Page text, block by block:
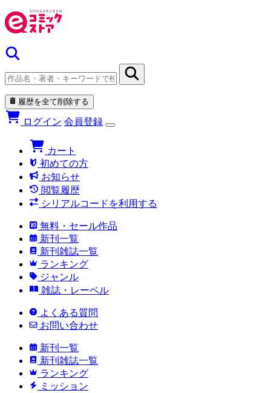
履歴を全て削除する
ログイン 会員登録
カート
初めての方
お知らせ
閲覧履歴
シリアルコードを利用する
無料・セール作品
新刊一覧
新刊雑誌一覧
ランキング
ジャンル
雑誌・レーベル
よくある質問
お問い合わせ
新刊一覧
新刊雑誌一覧
ランキング
ミッション